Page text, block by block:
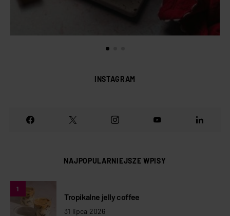
INSTAGRAM
NAJPOPULARNIEJSZE WPISY
1
Tropikalne jelly coffee
31 lipca 2026